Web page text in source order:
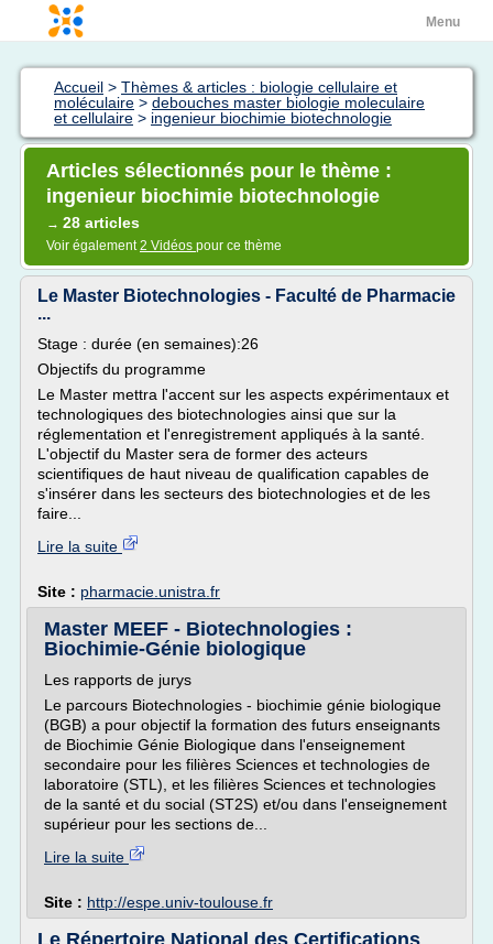
Menu
Accueil > Thèmes & articles : biologie cellulaire et
moléculaire > debouches master biologie moleculaire
et cellulaire > ingenieur biochimie biotechnologie
Articles sélectionnés pour le thème :
ingenieur biochimie biotechnologie
→ 28 articles
Voir également2 Vidéos pour ce thème
Le Master Biotechnologies - Faculté de Pharmacie
...
Stage : durée (en semaines):26
Objectifs du programme
Le Master mettra l'accent sur les aspects expérimentaux et
technologiques des biotechnologies ainsi que sur la
réglementation et l'enregistrement appliqués à la santé.
L'objectif du Master sera de former des acteurs
scientifiques de haut niveau de qualification capables de
s'insérer dans les secteurs des biotechnologies et de les
faire...
Lire la suite
Site : pharmacie.unistra.fr
Master MEEF - Biotechnologies :
Biochimie-Génie biologique
Les rapports de jurys
Le parcours Biotechnologies - biochimie génie biologique
(BGB) a pour objectif la formation des futurs enseignants
de Biochimie Génie Biologique dans l'enseignement
secondaire pour les filières Sciences et technologies de
laboratoire (STL), et les filières Sciences et technologies
de la santé et du social (ST2S) et/ou dans l'enseignement
supérieur pour les sections de...
Lire la suite
Site : http://espe.univ-toulouse.fr
Le Répertoire National des Certifications